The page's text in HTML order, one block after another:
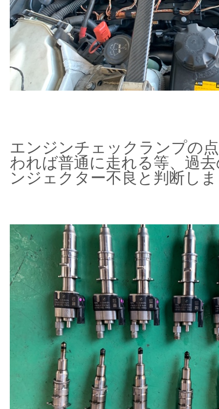
エンジンチェックランプの
われば普通に走れる等、過
ンジェクター不良と判断し